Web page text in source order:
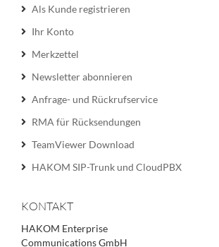
Als Kunde registrieren
Ihr Konto
Merkzettel
Newsletter abonnieren
Anfrage- und Rückrufservice
RMA für Rücksendungen
TeamViewer Download
HAKOM SIP-Trunk und CloudPBX
KONTAKT
HAKOM Enterprise
Communications GmbH